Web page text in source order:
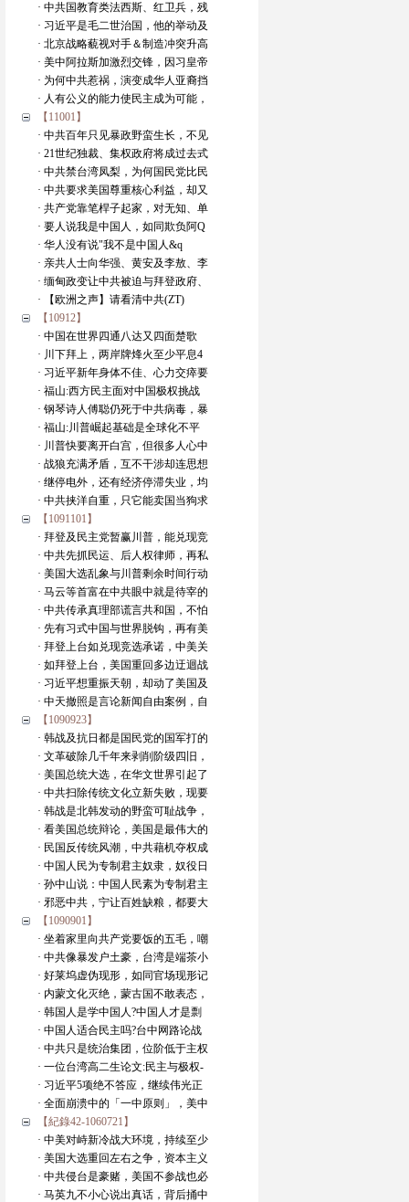
· 中共国教育类法西斯、红卫兵，残
· 习近平是毛二世治国，他的举动及
· 北京战略藐视对手＆制造冲突升高
· 美中阿拉斯加激烈交锋，因习皇帝
· 为何中共惹祸，演变成华人亚裔挡
· 人有公义的能力使民主成为可能，
【11001】
· 中共百年只见暴政野蛮生长，不见
· 21世纪独裁、集权政府将成过去式
· 中共禁台湾凤梨，为何国民党比民
· 中共要求美国尊重核心利益，却又
· 共产党靠笔桿子起家，对无知、单
· 要人说我是中国人，如同欺负阿Q
· 华人没有说"我不是中国人&q
· 亲共人士向华强、黄安及李敖、李
· 缅甸政变让中共被迫与拜登政府、
· 【欧洲之声】请看清中共(ZT)
【10912】
· 中国在世界四通八达又四面楚歌
· 川下拜上，两岸牌烽火至少平息4
· 习近平新年身体不佳、心力交瘁要
· 福山:西方民主面对中国极权挑战
· 钢琴诗人傅聪仍死于中共病毒，暴
· 福山:川普崛起基础是全球化不平
· 川普快要离开白宫，但很多人心中
· 战狼充满矛盾，互不干涉却连思想
· 继停电外，还有经济停滞失业，均
· 中共挟洋自重，只它能卖国当狗求
【1091101】
· 拜登及民主党暂赢川普，能兑现竞
· 中共先抓民运、后人权律师，再私
· 美国大选乱象与川普剩余时间行动
· 马云等首富在中共眼中就是待宰的
· 中共传承真理部谎言共和国，不怕
· 先有习式中国与世界脱钩，再有美
· 拜登上台如兑现竞选承诺，中美关
· 如拜登上台，美国重回多边迂迴战
· 习近平想重振天朝，却动了美国及
· 中天撤照是言论新闻自由案例，自
【1090923】
· 韩战及抗日都是国民党的国军打的
· 文革破除几千年来剥削阶级四旧，
· 美国总统大选，在华文世界引起了
· 中共扫除传统文化立新失败，现要
· 韩战是北韩发动的野蛮可耻战争，
· 看美国总统辩论，美国是最伟大的
· 民国反传统风潮，中共藉机夺权成
· 中国人民为专制君主奴隶，奴役日
· 孙中山说：中国人民素为专制君主
· 邪恶中共，宁让百姓缺粮，都要大
【1090901】
· 坐着家里向共产党要饭的五毛，嘲
· 中共像暴发户土豪，台湾是端茶小
· 好莱坞虚伪现形，如同官场现形记
· 内蒙文化灭绝，蒙古国不敢表态，
· 韩国人是学中国人?中国人才是剽
· 中国人适合民主吗?台中网路论战
· 中共只是统治集团，位阶低于主权
· 一位台湾高二生论文:民主与极权-
· 习近平5项绝不答应，继续伟光正
· 全面崩溃中的「一中原则」，美中
【紀錄42-1060721】
· 中美对峙新冷战大环境，持续至少
· 美国大选重回左右之争，资本主义
· 中共侵台是豪赌，美国不参战也必
· 马英九不小心说出真话，背后捅中